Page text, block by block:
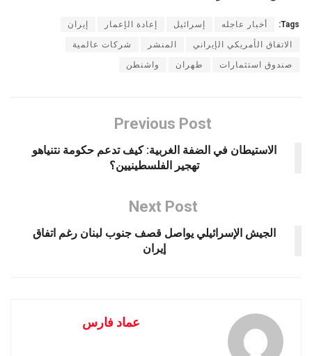
Tags: أخبار عاجله إسرائيل إعادة الإعمار إيران
الاتفاق الأمريكي الإيراني المنشر شركات عالمية
صندوق استثمارات طهران واشنطن
Previous Post
الاستيطان في الضفة الغربية: كيف تدعم حكومة نتنياهو
تهجير الفلسطينيين؟
Next Post
الجيش الإسرائيلي يواصل قصف جنوب لبنان رغم اتفاق
إيران
عماد فارس